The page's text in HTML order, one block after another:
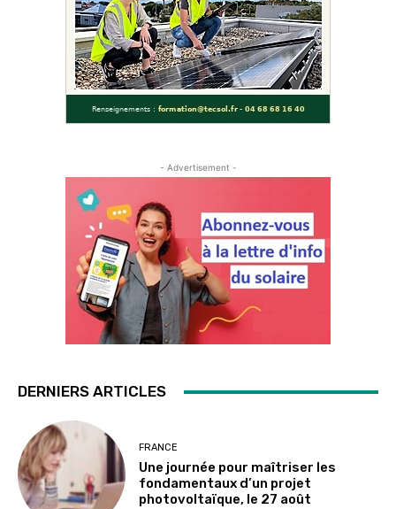
- Advertisement -
DERNIERS ARTICLES
FRANCE
Une journée pour maîtriser les
fondamentaux d’un projet
photovoltaïque, le 27 août